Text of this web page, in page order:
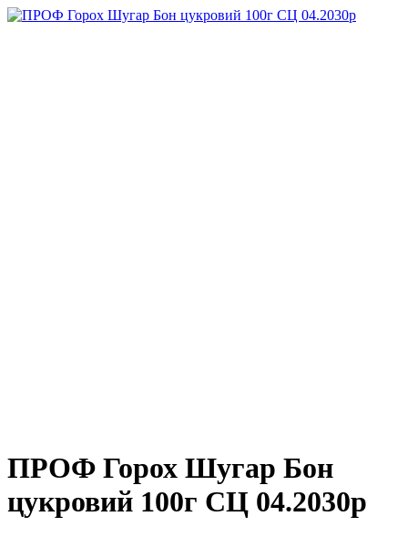
ПРОФ Горох Шугар Бон
цукровий 100г СЦ 04.2030р